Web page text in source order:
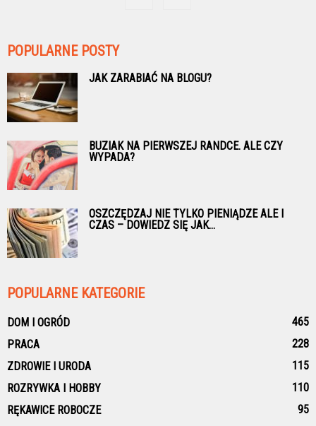
POPULARNE POSTY
JAK ZARABIAĆ NA BLOGU?
BUZIAK NA PIERWSZEJ RANDCE. ALE CZY
WYPADA?
OSZCZĘDZAJ NIE TYLKO PIENIĄDZE ALE I
CZAS – DOWIEDZ SIĘ JAK...
POPULARNE KATEGORIE
DOM I OGRÓD
465
PRACA
228
ZDROWIE I URODA
115
ROZRYWKA I HOBBY
110
RĘKAWICE ROBOCZE
95